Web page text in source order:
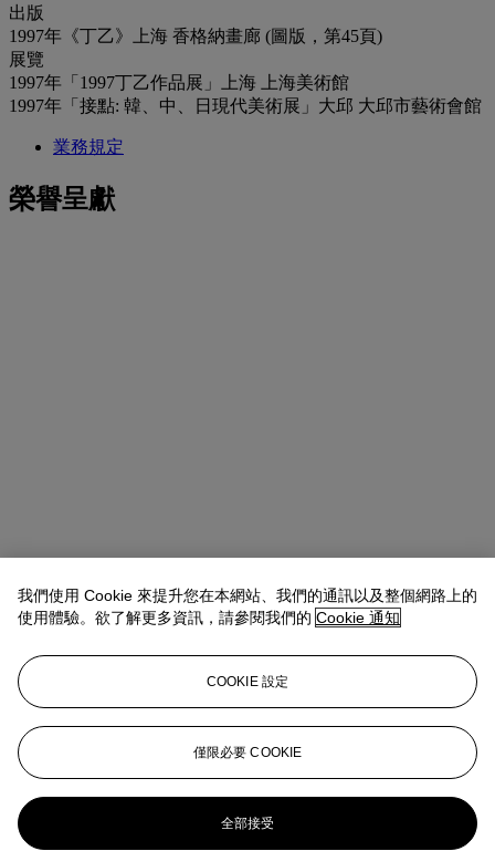
出版
1997年《丁乙》上海 香格納畫廊 (圖版，第45頁)
展覽
1997年「1997丁乙作品展」上海 上海美術館
1997年「接點: 韓、中、日現代美術展」大邱 大邱市藝術會館
業務規定
榮譽呈獻
Wendy Fang
AVP, Private Sales Specialist
wfang@christies.com
更多來自 二十一世紀日間拍賣
我們使用 Cookie 來提升您在本網站、我們的通訊以及整個網路上的
使用體驗。欲了解更多資訊，請參閱我們的 Cookie 通知
COOKIE 設定
僅限必要 COOKIE
全部接受